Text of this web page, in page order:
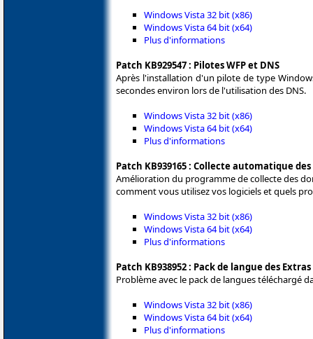
Windows Vista 32 bit (x86)
Windows Vista 64 bit (x64)
Plus d'informations
Patch KB929547 : Pilotes WFP et DNS
Après l'installation d'un pilote de type
secondes environ lors de l'utilisation des DNS.
Windows Vista 32 bit (x86)
Windows Vista 64 bit (x64)
Plus d'informations
Patch KB939165 : Collecte automatique
Amélioration du programme de collecte des
comment vous utilisez vos logiciels et quels
Windows Vista 32 bit (x86)
Windows Vista 64 bit (x64)
Plus d'informations
Patch KB938952 : Pack de langue des Extras
Problème avec le pack de langues téléchargé
Windows Vista 32 bit (x86)
Windows Vista 64 bit (x64)
Plus d'informations